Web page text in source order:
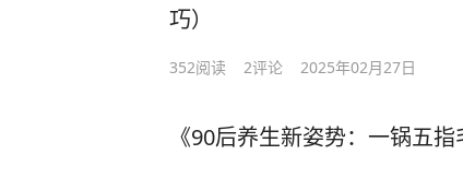
巧）
352阅读 2评论 2025年02月27日
《90后养生新姿势：一锅五